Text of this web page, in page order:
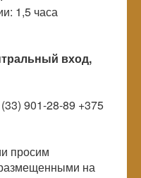
1,5 часа
вход,
901-28-89 +375
просим
на